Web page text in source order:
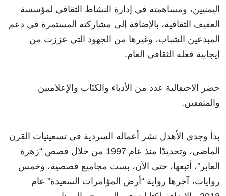
اليمنيين، ومساهمته في إدارة النشاط الثقافي لمؤسسة
العفيف الثقافية، بالإضافة إلى مشاركته المستمرة في دعم
المبدعين الشباب، وغيرها من الجهود التي عززت من
إيجابية فعله الثقافي العام.
حضر الاحتفالية عدد من الأدباء والكتّاب والإعلاميين
والمثقفين.
بدأ وجدي الأهدل نشر أعماله السردية في تسعينيات القرن
الماضي، وتحديدًا منذ عام 1997 من خلال قصص “زهرة
العابر”، أتبعها، حتى الآن، بست مجاميع قصصية، وخمس
روايات، آخرها رواية “أرض المؤامرات السعيدة” عام